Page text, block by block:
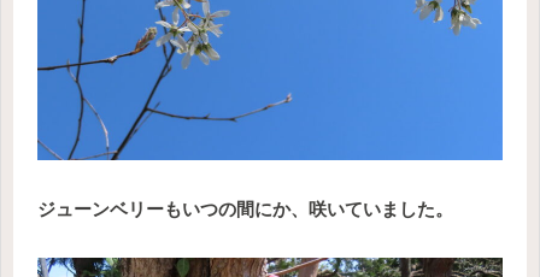
ジューンベリーもいつの間にか、咲いていました。